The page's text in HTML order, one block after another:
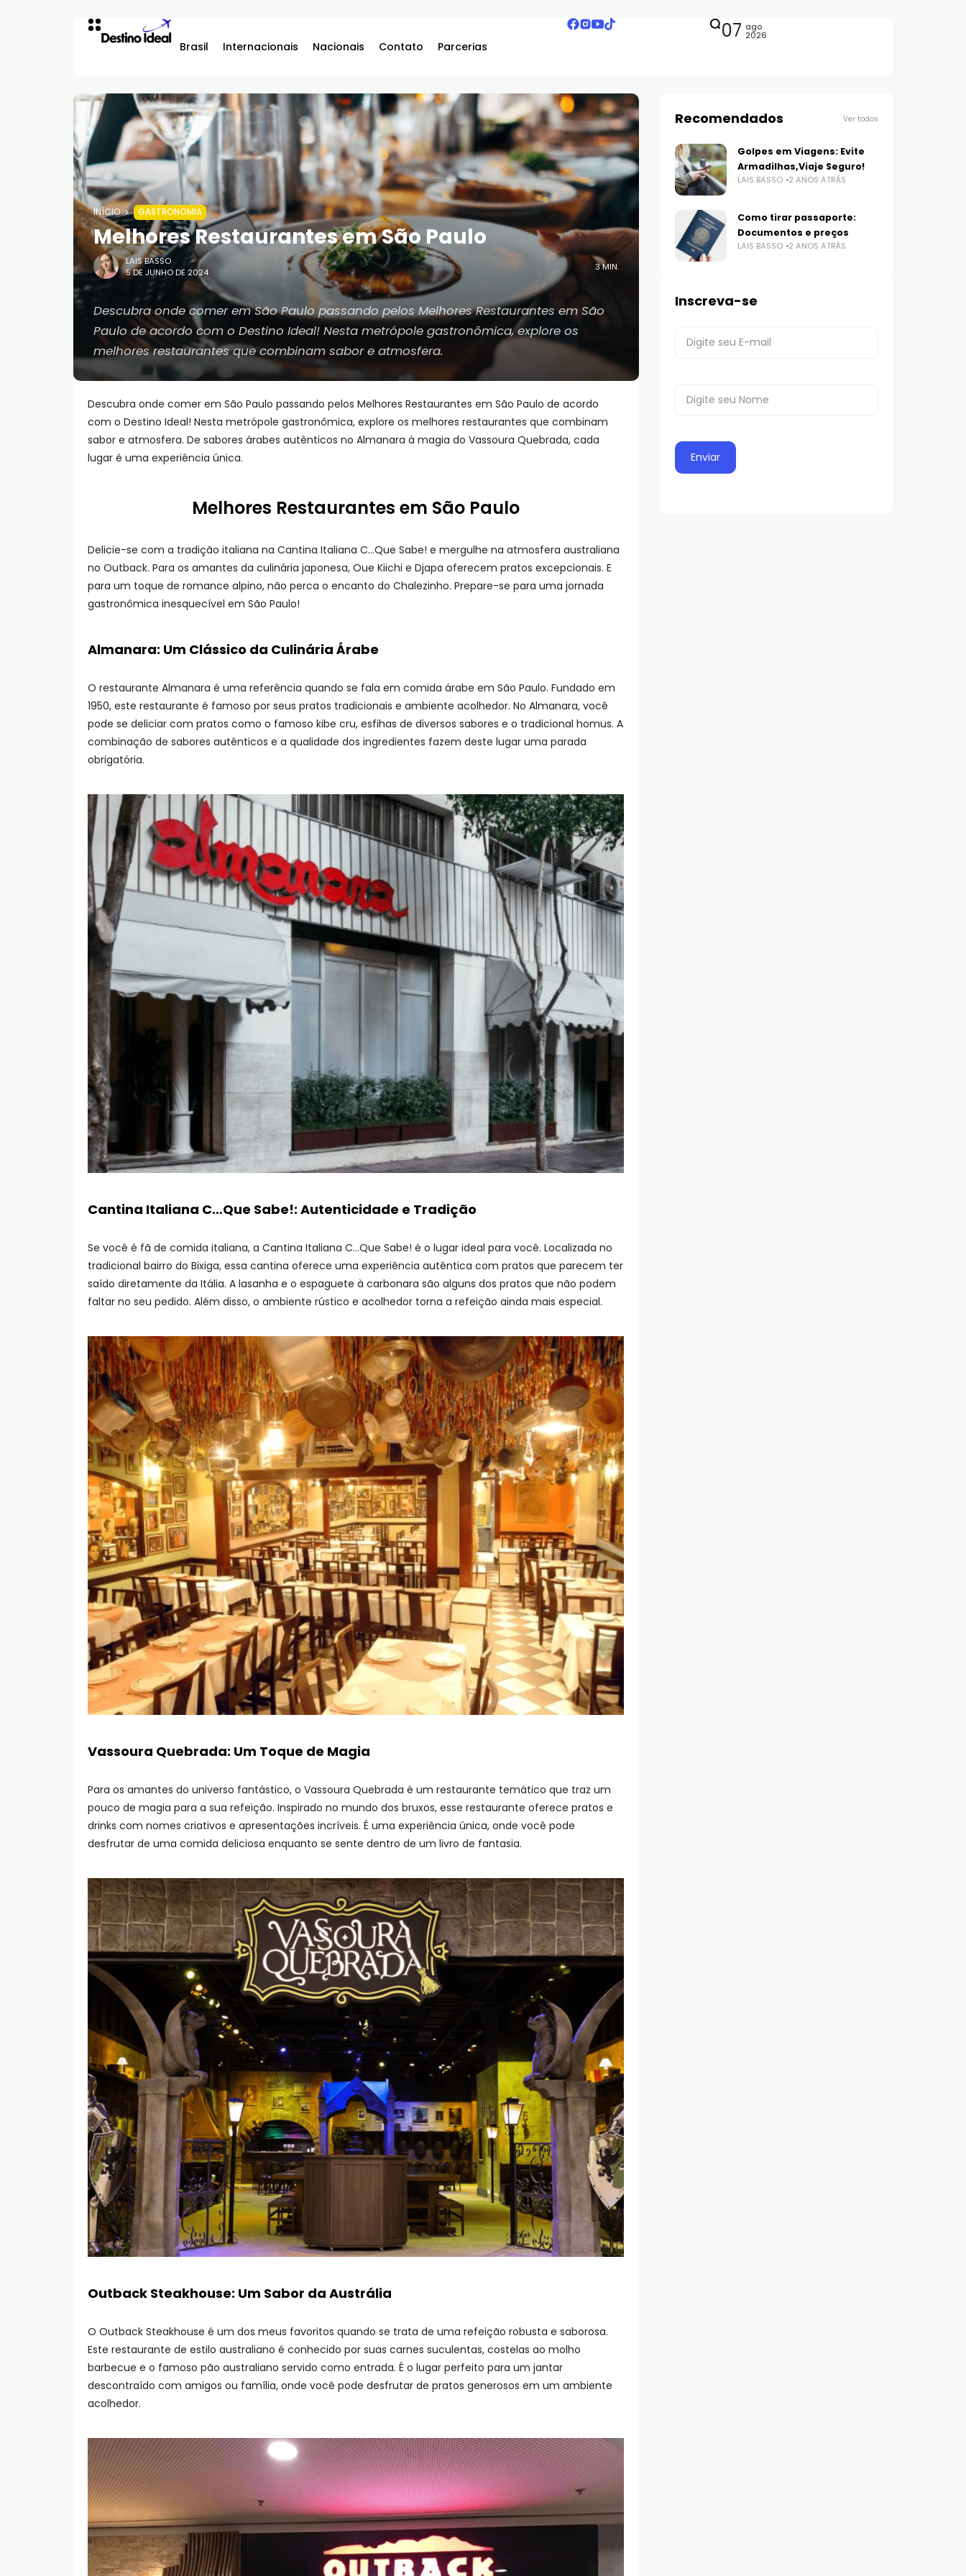
Brasil Internacionais Nacionais Contato Parcerias
07 ago
2026
INÍCIO GASTRONOMIA
Melhores Restaurantes em São Paulo
LAIS BASSO
5 DE JUNHO DE 2024
3 MIN.
Descubra onde comer em São Paulo passando pelos Melhores Restaurantes em São
Paulo de acordo com o Destino Ideal! Nesta metrópole gastronômica, explore os
melhores restaurantes que combinam sabor e atmosfera.
Descubra onde comer em São Paulo passando pelos Melhores Restaurantes em São Paulo de acordo
com o Destino Ideal! Nesta metrópole gastronômica, explore os melhores restaurantes que combinam
sabor e atmosfera. De sabores árabes autênticos no Almanara à magia do Vassoura Quebrada, cada
lugar é uma experiência única.
Melhores Restaurantes em São Paulo
Delicie-se com a tradição italiana na Cantina Italiana C…Que Sabe! e mergulhe na atmosfera australiana
no Outback. Para os amantes da culinária japonesa, Oue Kiichi e Djapa oferecem pratos excepcionais. E
para um toque de romance alpino, não perca o encanto do Chalezinho. Prepare-se para uma jornada
gastronômica inesquecível em São Paulo!
Almanara: Um Clássico da Culinária Árabe
O restaurante Almanara é uma referência quando se fala em comida árabe em São Paulo. Fundado em
1950, este restaurante é famoso por seus pratos tradicionais e ambiente acolhedor. No Almanara, você
pode se deliciar com pratos como o famoso kibe cru, esfihas de diversos sabores e o tradicional homus. A
combinação de sabores autênticos e a qualidade dos ingredientes fazem deste lugar uma parada
obrigatória.
Cantina Italiana C…Que Sabe!: Autenticidade e Tradição
Se você é fã de comida italiana, a Cantina Italiana C…Que Sabe! é o lugar ideal para você. Localizada no
tradicional bairro do Bixiga, essa cantina oferece uma experiência autêntica com pratos que parecem ter
saído diretamente da Itália. A lasanha e o espaguete à carbonara são alguns dos pratos que não podem
faltar no seu pedido. Além disso, o ambiente rústico e acolhedor torna a refeição ainda mais especial.
Vassoura Quebrada: Um Toque de Magia
Para os amantes do universo fantástico, o Vassoura Quebrada é um restaurante temático que traz um
pouco de magia para a sua refeição. Inspirado no mundo dos bruxos, esse restaurante oferece pratos e
drinks com nomes criativos e apresentações incríveis. É uma experiência única, onde você pode
desfrutar de uma comida deliciosa enquanto se sente dentro de um livro de fantasia.
Outback Steakhouse: Um Sabor da Austrália
O Outback Steakhouse é um dos meus favoritos quando se trata de uma refeição robusta e saborosa.
Este restaurante de estilo australiano é conhecido por suas carnes suculentas, costelas ao molho
barbecue e o famoso pão australiano servido como entrada. É o lugar perfeito para um jantar
descontraído com amigos ou família, onde você pode desfrutar de pratos generosos em um ambiente
acolhedor.
Recomendados Ver todos
Golpes em Viagens: Evite
Armadilhas,Viaje Seguro!
LAIS BASSO 2 ANOS ATRÁS
Como tirar passaporte:
Documentos e preços
LAIS BASSO 2 ANOS ATRÁS
Inscreva-se